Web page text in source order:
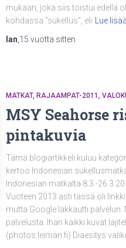
mukaan, joka siis toistui edellä
kohdassa “sukellus“, eli
Lue lisää
Ian 15 vuotta sitten
MATKAT RAJAAMPAT-2011
MSY Seahorse
pintakuvia
Tämä blogiartikkeli kuluu
kertoo Indonesian
Indonesian matkalta 8.3.-
Vuoteen 2013 asti tässä oli
mutta Google lakkautti
palvelusta: Ihan kaikki kuvat
(photos.leiman.fi) Diaesitys